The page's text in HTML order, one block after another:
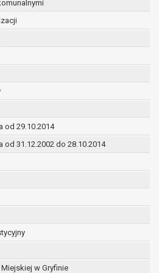
od 29.10.2014
31.12.2002 do 28.10.2014
w Gryfinie
a także obowiązków i
przez instytucje
Gminy;
umów;
interesów osoby, której
lub innej osoby fizycznej;
realizowanego w
lub w ramach
władzy publicznej
administratorowi;
przypadkach dane osobowe
są wyłącznie na podstawie
zgody w zakresie i celu
treści zgody.
danych w celu
3, dane osobowe mogą być
upoważnionym odbiorcom lub
danych osobowych.
przetwarzają dane